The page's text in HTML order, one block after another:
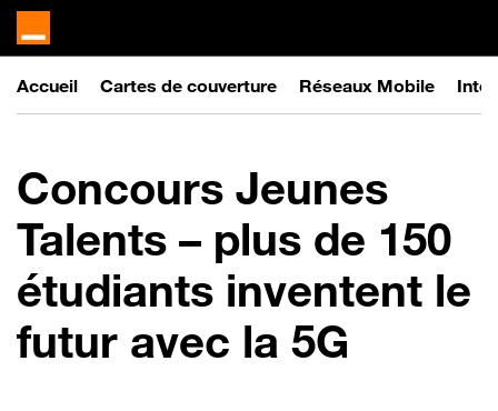
Accueil Cartes de couverture Réseaux Mobile
Concours Jeunes
Talents – plus de 150
étudiants inventent le
futur avec la 5G